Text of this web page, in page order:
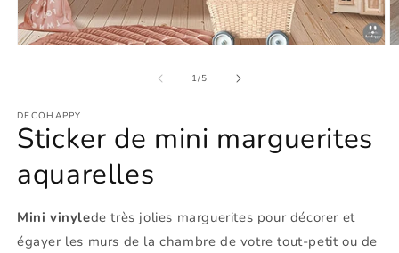
une
fenêtre
modale
1/de
5
DECOHAPPY
Sticker de mini marguerites
aquarelles
Mini vinylede très jolies marguerites pour décorer et
égayer les murs de la chambre de votre tout-petit ou de